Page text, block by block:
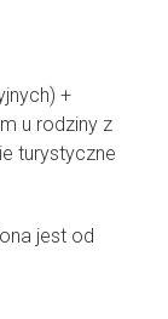
+
u rodziny z
turystyczne
jest od